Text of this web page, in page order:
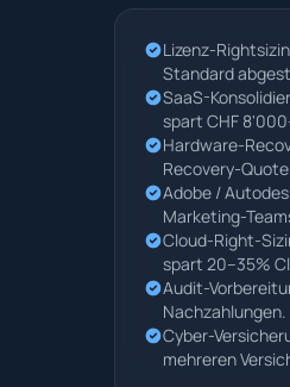
Lizenz-
Standard
SaaS-
spart CHF
Hardware-
Recovery-
Adobe /
Marketing-
Cloud-Right-
spart 20–35%
Audit-
Nachzahlungen.
Cyber-
mehreren